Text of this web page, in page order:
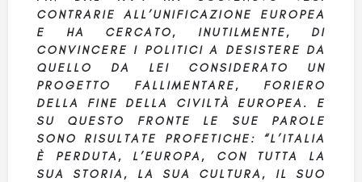
CONTRARIE ALL’UNIFICAZIONE EUROPEA
E HA CERCATO, INUTILMENTE, DI
CONVINCERE I POLITICI A DESISTERE DA
QUELLO DA LEI CONSIDERATO UN
PROGETTO FALLIMENTARE, FORIERO
DELLA FINE DELLA CIVILTÀ EUROPEA. E
SU QUESTO FRONTE LE SUE PAROLE
SONO RISULTATE PROFETICHE: “L’ITALIA
È PERDUTA, L’EUROPA, CON TUTTA LA
SUA STORIA, LA SUA CULTURA, IL SUO